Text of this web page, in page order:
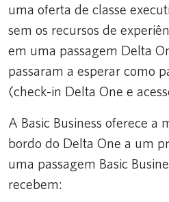
uma oferta de classe
sem os recursos de
em uma passagem Delta
passaram a esperar como
(check-in Delta One e
A Basic Business oferece a
bordo do Delta One a um
uma passagem Basic
recebem: